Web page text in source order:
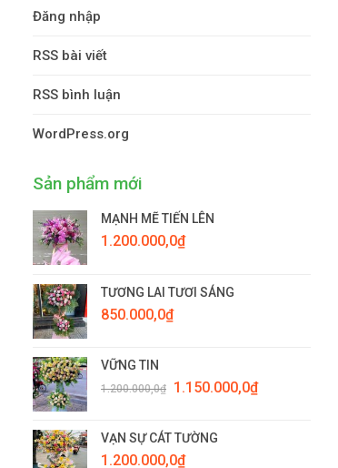
Đăng nhập
RSS bài viết
RSS bình luận
WordPress.org
Sản phẩm mới
MẠNH MẼ TIẾN LÊN
1.200.000,0₫
TƯƠNG LAI TƯƠI SÁNG
850.000,0₫
VỮNG TIN
1.200.000,0₫
Giá
1.200.000,0₫.
1.150.000,0₫Giá
VẠN SỰ CÁT TƯỜNG
1.200.000,0₫